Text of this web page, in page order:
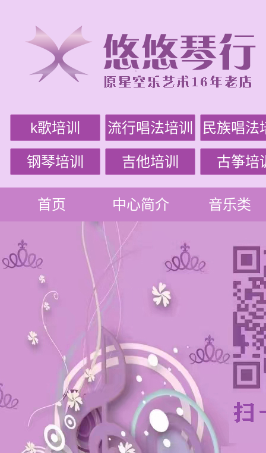
k歌培训 流行唱法培训 民族唱法
钢琴培训 吉他培训 古筝培
首页 中心简介 音乐类